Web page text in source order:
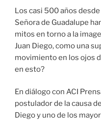
Los casi 500 años
Señora de Guadalupe
mitos en torno a la
Juan Diego, como una
movimiento en los ojos
en esto?
En diálogo con ACI
postulador de la causa
Diego y uno de los